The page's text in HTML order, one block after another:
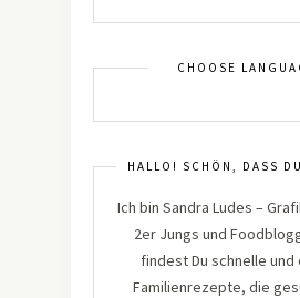
CHOOSE
HALLO! SCHÖN, DASS
Ich bin Sandra Ludes –
2er Jungs und
findest Du schnelle und
Familienrezepte, die